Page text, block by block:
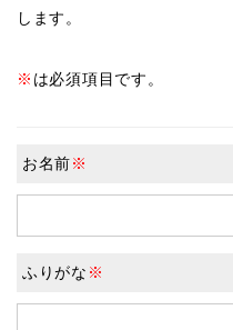
します。
※ は必須項目です。
お名前 ※
ふりがな ※